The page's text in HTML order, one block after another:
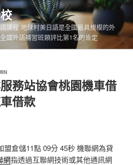
課程 地球村美日語是全國最具規模的外
國外語補習班類評比第1名的肯定
務站協會桃園機車借
借款
盟倉儲11點 09分 45秒 機聯網為貸
網指透過互聯網技術或其他通訊網